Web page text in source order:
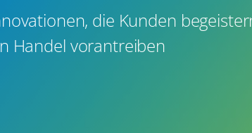
die Kunden
Handel vorantreiben